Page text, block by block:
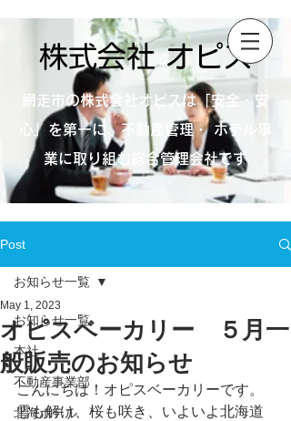
株式会社 オピス
網走市の株式会社オピスは「安全・安
心」を第一に、不動産管理・ ホテル事
業に取り組む総合管理会社です
Post
お知らせ一覧
本社
不動産事業部
北海ホテル
お知らせ一覧
オピスベーカリー ５月一
般販売のお知らせ
May 1, 2023
こんにちは！オピスベーカリーです。
雪も解け、桜も咲き、いよいよ北海道